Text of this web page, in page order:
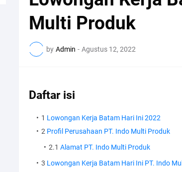
Multi Produk
by Admin - Agustus 12, 2022
Daftar isi
1 Lowongan Kerja Batam Hari Ini 2022
2 Profil Perusahaan PT. Indo Multi Produk
2.1 Alamat PT. Indo Multi Produk
3 Lowongan Kerja Batam Hari Ini PT. Indo